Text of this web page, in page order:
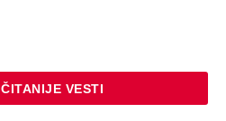
VESTI